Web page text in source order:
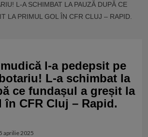
L-A SCHIMBAT LA PAUZĂ DUPĂ CE
LA PRIMUL GOL ÎN CFR CLUJ – RAPID.
l-a pedepsit pe
L-a schimbat la
ce fundașul a greșit la
CFR Cluj – Rapid.
aprilie 2025